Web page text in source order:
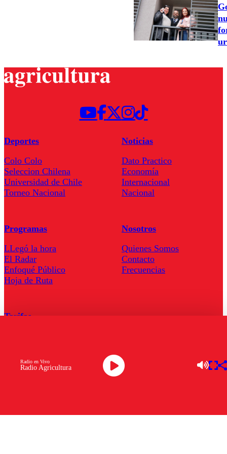
Radio Agricultura
Radio en Vivo
Deportes
Colo Colo
Seleccion Chilena
Universidad de Chile
Torneo Nacional
Noticias
Dato Practico
Economía
Internacional
Nacional
Programas
LLegó la hora
El Radar
Enfoqué Público
Hoja de Ruta
Nosotros
Quienes Somos
Contacto
Frecuencias
Tarifas
Descarga la APP